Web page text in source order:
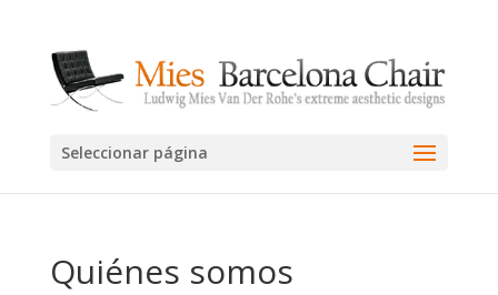
Seleccionar página
Quiénes somos